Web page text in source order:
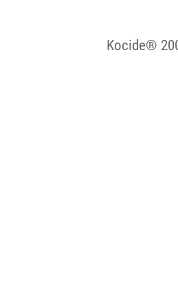
Kocide®